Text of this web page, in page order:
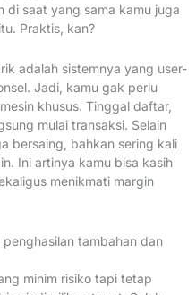
di saat yang sama kamu juga
Praktis, kan?
adalah sistemnya yang user-
Jadi, kamu gak perlu
khusus. Tinggal daftar,
mulai transaksi. Selain
bersaing, bahkan sering kali
Ini artinya kamu bisa kasih
menikmati margin
tambahan dan
minim risiko tapi tetap